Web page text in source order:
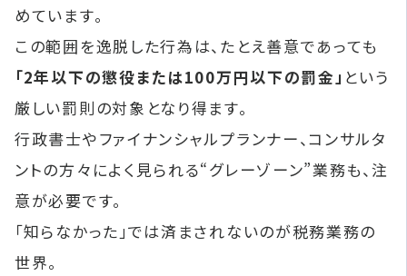
めています。
この範囲を逸脱した行為は、たとえ善意であっても
「2年以下の懲役または100万円以下の罰金」 という
厳しい罰則の対象となり得ます。
行政書士やファイナンシャルプランナー、コンサルタ
ントの方々によく見られる“グレーゾーン”業務も、注
意が必要です。
「知らなかった」では済まされないのが税務業務の
世界。